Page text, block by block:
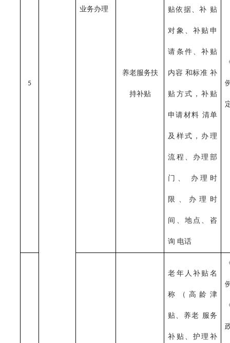
业务办理
5
养老服务扶
持补贴
贴依据、补 贴
对象、补贴申
请条件、补贴
内容 和标准 补
贴方式，补贴
申请材料 清单
及样式，办理
流程、办理部
门、 办理时
限、办理时
间、地点、咨
询 电话
老年人补贴名
称（高龄津
贴、养老 服务
补贴、护理补